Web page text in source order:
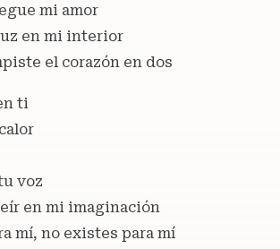
mi amor
en mi interior
el corazón en dos
ti
voz
en mi imaginación
mí, no existes para mí